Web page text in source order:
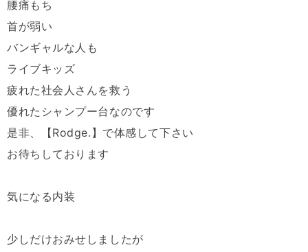
腰痛もち
首が弱い
バンギャルな人も
ライブキッズ
疲れた社会人さんを救う
優れたシャンプー台なのです
是非、【Rodge.】で体感して下さい
お待ちしております
気になる内装
少しだけおみせしましたが